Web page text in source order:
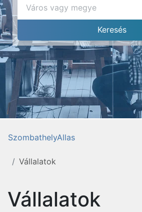
SzombathelyAllas
Vállalatok
Vállalatok